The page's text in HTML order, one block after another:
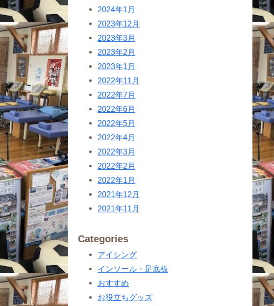
2024年1月
2023年12月
2023年3月
2023年2月
2023年1月
2022年11月
2022年7月
2022年6月
2022年5月
2022年4月
2022年3月
2022年2月
2022年1月
2021年12月
2021年11月
Categories
アイシング
インソール・足底板
おすすめ
お役立ちグッズ